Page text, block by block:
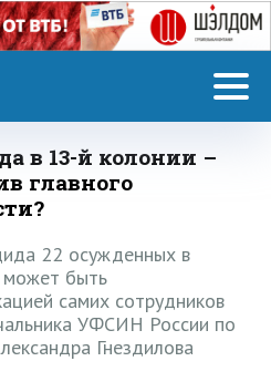
в 13-й колонии –
главного
22 осужденных в
быть
самих сотрудников
УФСИН России по
Гнездилова